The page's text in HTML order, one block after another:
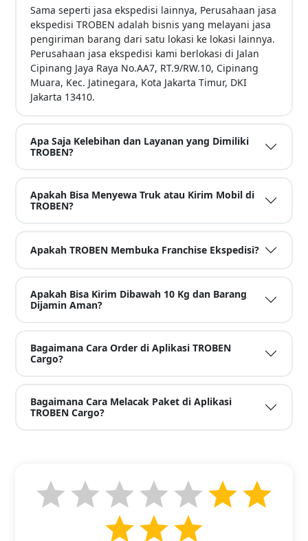
Sama seperti jasa ekspedisi lainnya, Perusahaan jasa
ekspedisi TROBEN adalah bisnis yang melayani jasa
pengiriman barang dari satu lokasi ke lokasi lainnya.
Perusahaan jasa ekspedisi kami berlokasi di Jalan
Cipinang Jaya Raya No.AA7, RT.9/RW.10, Cipinang
Muara, Kec. Jatinegara, Kota Jakarta Timur, DKI
Jakarta 13410.
Apa Saja Kelebihan dan Layanan yang Dimiliki
TROBEN?
Apakah Bisa Menyewa Truk atau Kirim Mobil di
TROBEN?
Apakah TROBEN Membuka Franchise Ekspedisi?
Apakah Bisa Kirim Dibawah 10 Kg dan Barang
Dijamin Aman?
Bagaimana Cara Order di Aplikasi TROBEN
Cargo?
Bagaimana Cara Melacak Paket di Aplikasi
TROBEN Cargo?